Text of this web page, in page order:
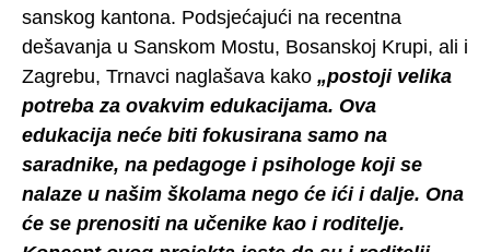
sanskog kantona. Podsjećajući na recentna
dešavanja u Sanskom Mostu, Bosanskoj Krupi, ali i
Zagrebu, Trnavci naglašava kako „postoji velika
potreba za ovakvim edukacijama. Ova
edukacija neće biti fokusirana samo na
saradnike, na pedagoge i psihologe koji se
nalaze u našim školama nego će ići i dalje. Ona
će se prenositi na učenike kao i roditelje.